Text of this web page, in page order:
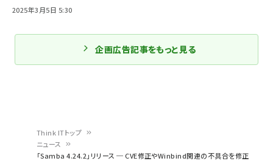
Think ITトップ
ニュース
「Samba 4.24.2」リリース ─ CVE修正やWinbind関連の不具合を修正
2025年3月5日 5:30
企画広告記事をもっと見る